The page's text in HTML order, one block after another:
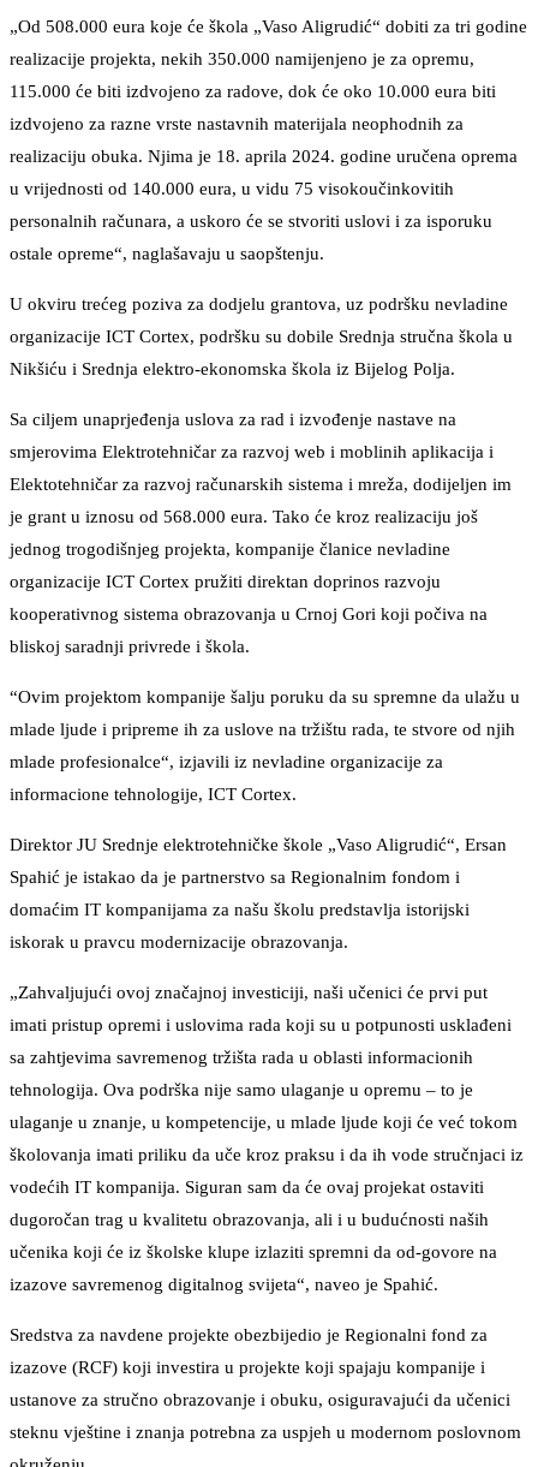
„Od 508.000 eura koje će škola „Vaso Aligrudić“ dobiti za tri godine
realizacije projekta, nekih 350.000 namijenjeno je za opremu,
115.000 će biti izdvojeno za radove, dok će oko 10.000 eura biti
izdvojeno za razne vrste nastavnih materijala neophodnih za
realizaciju obuka. Njima je 18. aprila 2024. godine uručena oprema
u vrijednosti od 140.000 eura, u vidu 75 visokoučinkovitih
personalnih računara, a uskoro će se stvoriti uslovi i za isporuku
ostale opreme“, naglašavaju u saopštenju.
U okviru trećeg poziva za dodjelu grantova, uz podršku nevladine
organizacije ICT Cortex, podršku su dobile Srednja stručna škola u
Nikšiću i Srednja elektro-ekonomska škola iz Bijelog Polja.
Sa ciljem unaprjeđenja uslova za rad i izvođenje nastave na
smjerovima Elektrotehničar za razvoj web i moblinih aplikacija i
Elektotehničar za razvoj računarskih sistema i mreža, dodijeljen im
je grant u iznosu od 568.000 eura. Tako će kroz realizaciju još
jednog trogodišnjeg projekta, kompanije članice nevladine
organizacije ICT Cortex pružiti direktan doprinos razvoju
kooperativnog sistema obrazovanja u Crnoj Gori koji počiva na
bliskoj saradnji privrede i škola.
“Ovim projektom kompanije šalju poruku da su spremne da ulažu u
mlade ljude i pripreme ih za uslove na tržištu rada, te stvore od njih
mlade profesionalce“, izjavili iz nevladine organizacije za
informacione tehnologije, ICT Cortex.
Direktor JU Srednje elektrotehničke škole „Vaso Aligrudić“, Ersan
Spahić je istakao da je partnerstvo sa Regionalnim fondom i
domaćim IT kompanijama za našu školu predstavlja istorijski
iskorak u pravcu modernizacije obrazovanja.
„Zahvaljujući ovoj značajnoj investiciji, naši učenici će prvi put
imati pristup opremi i uslovima rada koji su u potpunosti usklađeni
sa zahtjevima savremenog tržišta rada u oblasti informacionih
tehnologija. Ova podrška nije samo ulaganje u opremu – to je
ulaganje u znanje, u kompetencije, u mlade ljude koji će već tokom
školovanja imati priliku da uče kroz praksu i da ih vode stručnjaci iz
vodećih IT kompanija. Siguran sam da će ovaj projekat ostaviti
dugoročan trag u kvalitetu obrazovanja, ali i u budućnosti naših
učenika koji će iz školske klupe izlaziti spremni da od-govore na
izazove savremenog digitalnog svijeta“, naveo je Spahić.
Sredstva za navdene projekte obezbijedio je Regionalni fond za
izazove (RCF) koji investira u projekte koji spajaju kompanije i
ustanove za stručno obrazovanje i obuku, osiguravajući da učenici
steknu vještine i znanja potrebna za uspjeh u modernom poslovnom